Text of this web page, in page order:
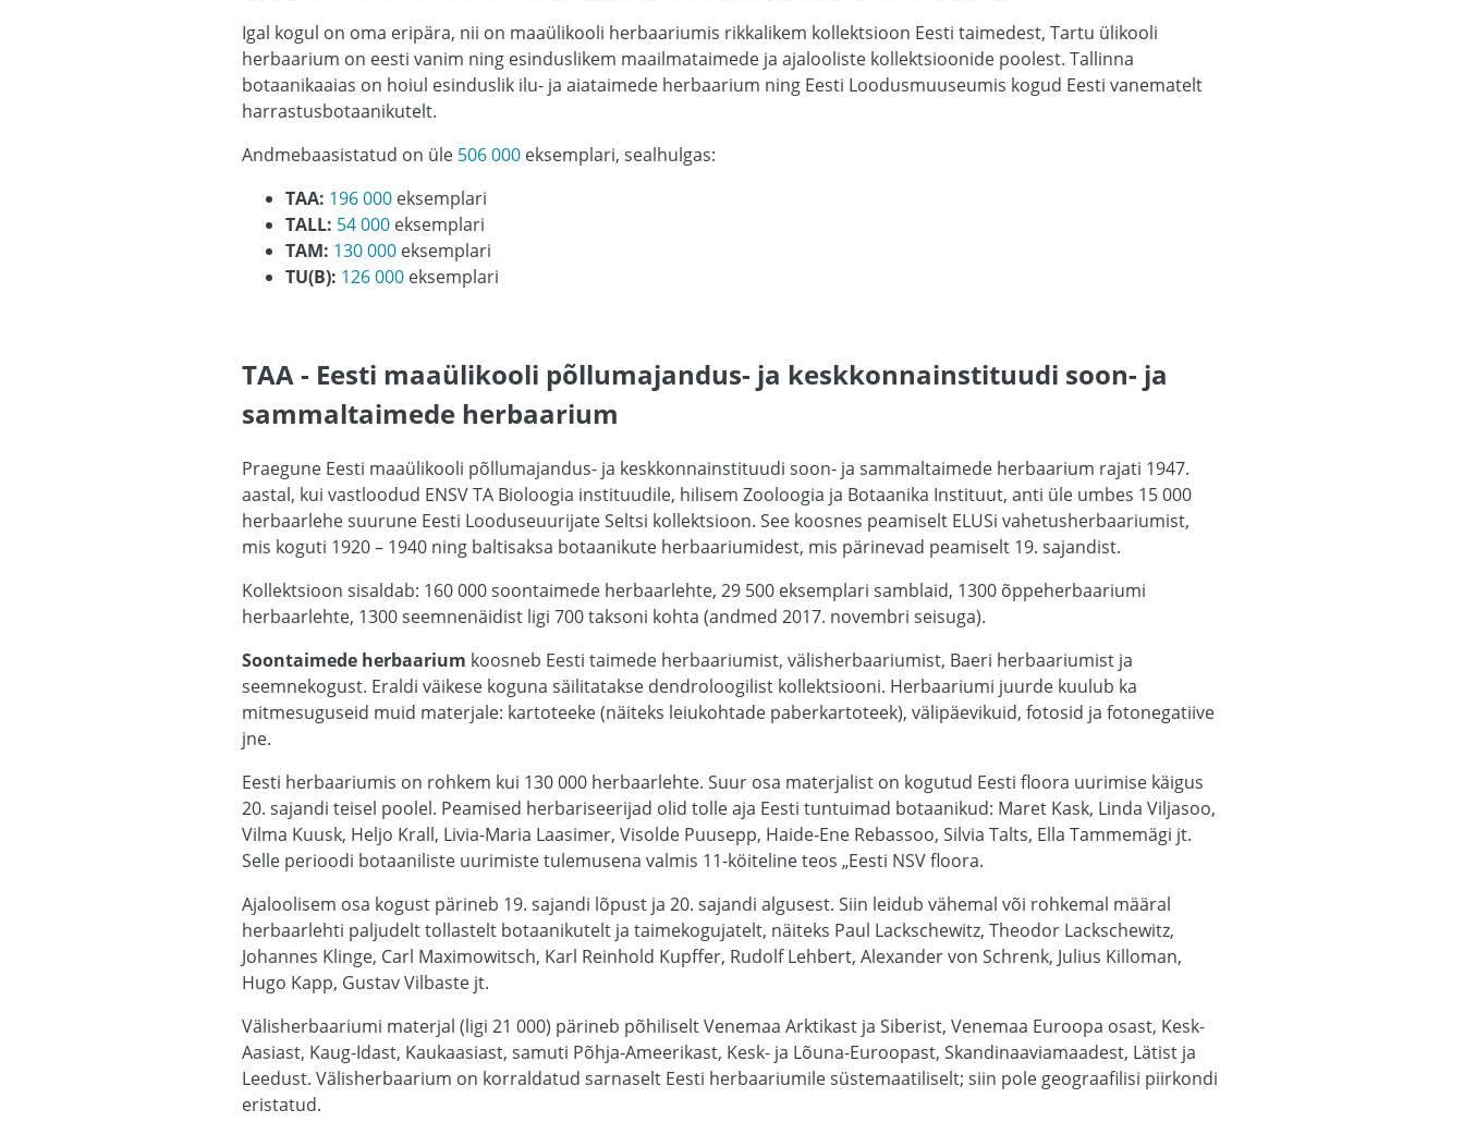
Igal kogul on oma eripära, nii on maaülikooli herbaariumis rikkalikem kollektsioon Eesti taimedest, Tartu ülikooli
herbaarium on eesti vanim ning esinduslikem maailmataimede ja ajalooliste kollektsioonide poolest. Tallinna
botaanikaaias on hoiul esinduslik ilu- ja aiataimede herbaarium ning Eesti Loodusmuuseumis kogud Eesti vanematelt
harrastusbotaanikutelt.
Andmebaasistatud on üle 506 000 eksemplari, sealhulgas:
TAA: 196 000 eksemplari
TALL: 54 000 eksemplari
TAM: 130 000 eksemplari
TU(B): 126 000 eksemplari
TAA - Eesti maaülikooli põllumajandus- ja keskkonnainstituudi soon- ja
sammaltaimede herbaarium
Praegune Eesti maaülikooli põllumajandus- ja keskkonnainstituudi soon- ja sammaltaimede herbaarium rajati 1947.
aastal, kui vastloodud ENSV TA Bioloogia instituudile, hilisem Zooloogia ja Botaanika Instituut, anti üle umbes 15 000
herbaarlehe suurune Eesti Looduseuurijate Seltsi kollektsioon. See koosnes peamiselt ELUSi vahetusherbaariumist,
mis koguti 1920 – 1940 ning baltisaksa botaanikute herbaariumidest, mis pärinevad peamiselt 19. sajandist.
Kollektsioon sisaldab: 160 000 soontaimede herbaarlehte, 29 500 eksemplari samblaid, 1300 õppeherbaariumi
herbaarlehte, 1300 seemnenäidist ligi 700 taksoni kohta (andmed 2017. novembri seisuga).
Soontaimede herbaarium koosneb Eesti taimede herbaariumist, välisherbaariumist, Baeri herbaariumist ja
seemnekogust. Eraldi väikese koguna säilitatakse dendroloogilist kollektsiooni. Herbaariumi juurde kuulub ka
mitmesuguseid muid materjale: kartoteeke (näiteks leiukohtade paberkartoteek), välipäevikuid, fotosid ja fotonegatiive
jne.
Eesti herbaariumis on rohkem kui 130 000 herbaarlehte. Suur osa materjalist on kogutud Eesti floora uurimise käigus
20. sajandi teisel poolel. Peamised herbariseerijad olid tolle aja Eesti tuntuimad botaanikud: Maret Kask, Linda Viljasoo,
Vilma Kuusk, Heljo Krall, Livia-Maria Laasimer, Visolde Puusepp, Haide-Ene Rebassoo, Silvia Talts, Ella Tammemägi jt.
Selle perioodi botaaniliste uurimiste tulemusena valmis 11-köiteline teos „Eesti NSV floora.
Ajaloolisem osa kogust pärineb 19. sajandi lõpust ja 20. sajandi algusest. Siin leidub vähemal või rohkemal määral
herbaarlehti paljudelt tollastelt botaanikutelt ja taimekogujatelt, näiteks Paul Lackschewitz, Theodor Lackschewitz,
Johannes Klinge, Carl Maximowitsch, Karl Reinhold Kupffer, Rudolf Lehbert, Alexander von Schrenk, Julius Killoman,
Hugo Kapp, Gustav Vilbaste jt.
Välisherbaariumi materjal (ligi 21 000) pärineb põhiliselt Venemaa Arktikast ja Siberist, Venemaa Euroopa osast, Kesk-
Aasiast, Kaug-Idast, Kaukaasiast, samuti Põhja-Ameerikast, Kesk- ja Lõuna-Euroopast, Skandinaaviamaadest, Lätist ja
Leedust. Välisherbaarium on korraldatud sarnaselt Eesti herbaariumile süstemaatiliselt; siin pole geograafilisi piirkondi
eristatud.